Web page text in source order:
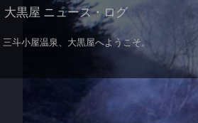
大黒屋 ニュース・ログ
三斗小屋温泉、大黒屋へようこそ。